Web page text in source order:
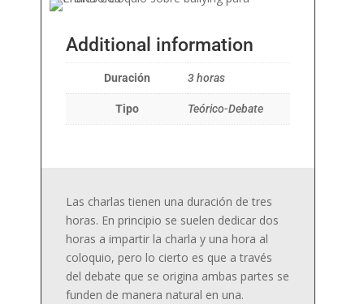
Additional information
Duración 3 horas
Tipo Teórico-Debate
Las charlas tienen una duración de tres
horas. En principio se suelen dedicar dos
horas a impartir la charla y una hora al
coloquio, pero lo cierto es que a través
del debate que se origina ambas partes se
funden de manera natural en una.